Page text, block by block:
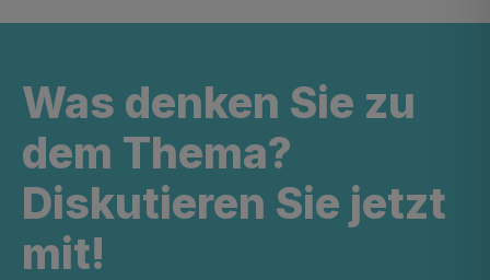
Was denken Sie zu
dem Thema?
Diskutieren Sie jetzt
mit!